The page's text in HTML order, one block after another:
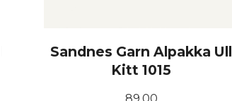
Sandnes Garn Alpakka Ull
Kitt 1015
Pris